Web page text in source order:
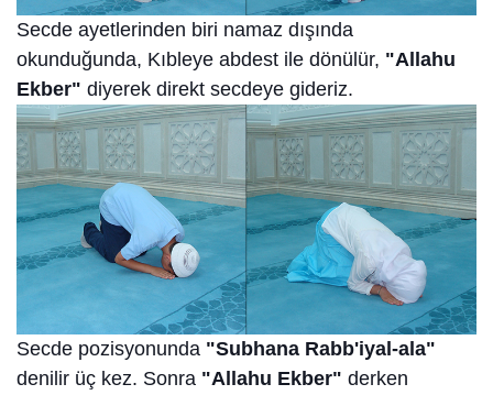
Secde ayetlerinden biri namaz dışında
okunduğunda, Kıbleye abdest ile dönülür, "Allahu
Ekber" diyerek direkt secdeye gideriz.
Secde pozisyonunda "Subhana Rabb'iyal-ala"
denilir üç kez. Sonra "Allahu Ekber" derken